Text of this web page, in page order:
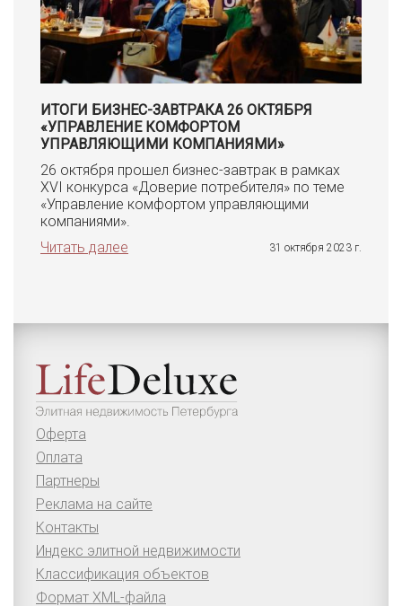
ИТОГИ БИЗНЕС-ЗАВТРАКА 26 ОКТЯБРЯ
«УПРАВЛЕНИЕ КОМФОРТОМ
УПРАВЛЯЮЩИМИ КОМПАНИЯМИ»
26 октября прошел бизнес-завтрак в рамках
XVI конкурса «Доверие потребителя» по теме
«Управление комфортом управляющими
компаниями».
Читать далее
31 октября 2023 г.
Оферта
Оплата
Партнеры
Реклама на сайте
Контакты
Индекс элитной недвижимости
Классификация объектов
Формат XML-файла